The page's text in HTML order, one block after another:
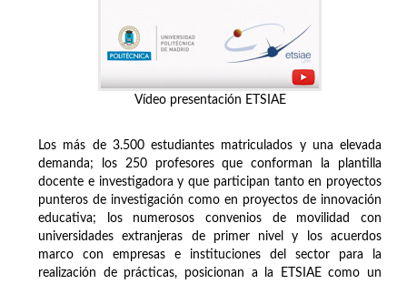
Vídeo presentación ETSIAE
Los más de 3.500 estudiantes matriculados y una elevada
demanda; los 250 profesores que conforman la plantilla
docente e investigadora y que participan tanto en proyectos
punteros de investigación como en proyectos de innovación
educativa; los numerosos convenios de movilidad con
universidades extranjeras de primer nivel y los acuerdos
marco con empresas e instituciones del sector para la
realización de prácticas, posicionan a la ETSIAE como un